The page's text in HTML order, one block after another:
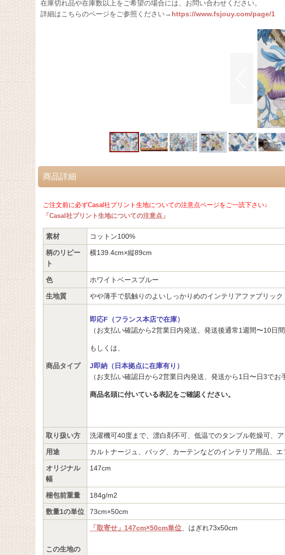
在庫切れ品や在庫数以上をご希望の場合には、お問い合わせください。
詳細はこちらのページをご参照ください→ https://www.fsjouy.com/page/1
商品詳細
ご注文前に必ずCasal社プリント生地についての注意点ページをご一読下さい↓
「Casal社プリント生地についての注意点」
素材 コットン100%
柄のリピー
ト
横139.4cm×縦89cm
色 ホワイトベースブルー
生地質 やや薄手で肌触りのよいしっかりめのインテリアファブリック
商品タイプ
即応F（フランス本店で在庫）
（お支払い確認から2営業日内発送。発送後通常1週間〜10日間
もしくは、
J即納（日本拠点に在庫有り）
（お支払い確認日から2営業日内発送、発送から1日〜日3でお
商品名頭に付いている表記をご確認ください。
取り扱い方 洗濯機可40度まで、漂白剤不可、低温でのタンブル乾燥可、
用途 カルトナージュ、バッグ、カーテンなどのインテリア用品、
オリジナル
幅
147cm
梱包前重量 184g/m2
数量1の単位 73cm×50cm
この生地の
「取寄せ」147cm×50cm単位 、はぎれ73x50cm